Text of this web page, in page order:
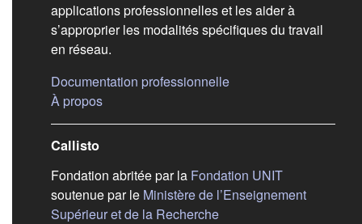
applications professionnelles et les aider à
s’approprier les modalités spécifiques du travail
en réseau.
Documentation professionnelle(s'ouvre dans un
À propos(s'ouvre dans un nouvel onglet)
Callisto
Fondation abritée par la Fondation UNIT(s'ouvre
soutenue par le Ministère de l’Enseignement
Supérieur et de la Recherche(s'ouvre dans un nouvel